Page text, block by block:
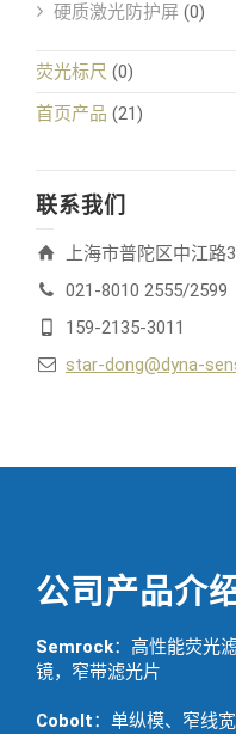
硬质激光防护屏 (0)
荧光标尺 (0)
首页产品 (21)
联系我们
上海市普陀区中江
021-8010 2555/2599
159-2135-3011
star-dong@dyna-
公司产品介
Semrock：高性能荧光
镜，窄带滤光片
Cobolt：单纵模、窄线